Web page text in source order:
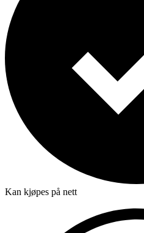
Kan kjøpes på nett